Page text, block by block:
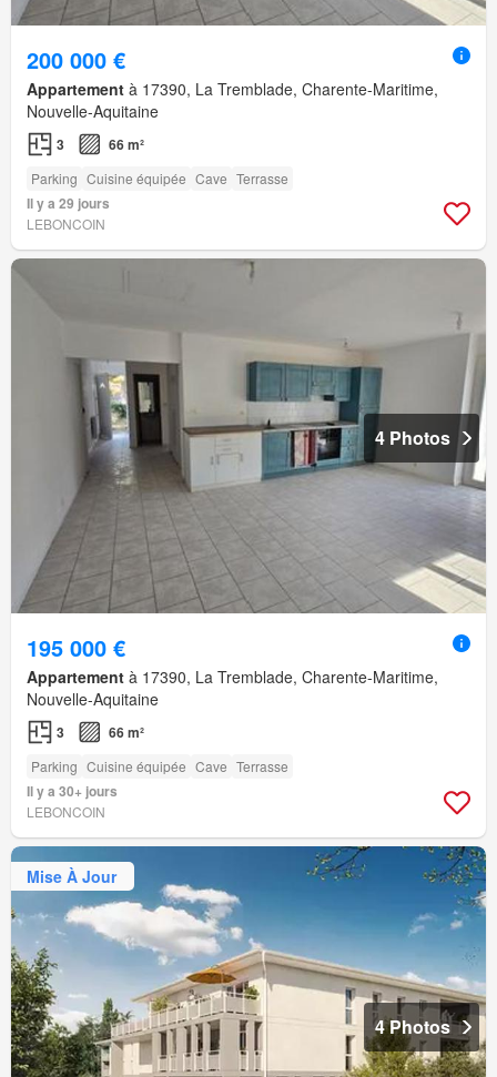
200 000 €
Appartement à 17390, La Tremblade, Charente-Maritime,
Nouvelle-Aquitaine
3 66 m²
Parking Cuisine équipée Cave Terrasse
Il y a 29 jours
LEBONCOIN
4 Photos
195 000 €
Appartement à 17390, La Tremblade, Charente-Maritime,
Nouvelle-Aquitaine
3 66 m²
Parking Cuisine équipée Cave Terrasse
Il y a 30+ jours
LEBONCOIN
Mise À Jour
4 Photos